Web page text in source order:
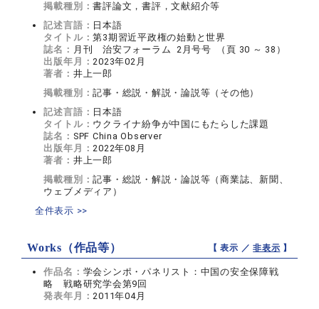
掲載種別：書評論文，書評，文献紹介等
記述言語： 日本語
タイトル：第3期習近平政権の始動と世界
誌名： 月刊 治安フォーラム 2月号号 （頁 30 ～ 38）
出版年月：2023年02月
著者： 井上一郎
掲載種別：記事・総説・解説・論説等（その他）
記述言語： 日本語
タイトル： ウクライナ紛争が中国にもたらした課題
誌名： SPF China Observer
出版年月：2022年08月
著者： 井上一郎
掲載種別：記事・総説・解説・論説等（商業誌、新聞、
ウェブメディア）
全件表示 >>
Works（作品等） 【 表示 ／非表示 】
作品名： 学会シンポ・パネリスト：中国の安全保障戦
略 戦略研究学会第9回
発表年月：2011年04月